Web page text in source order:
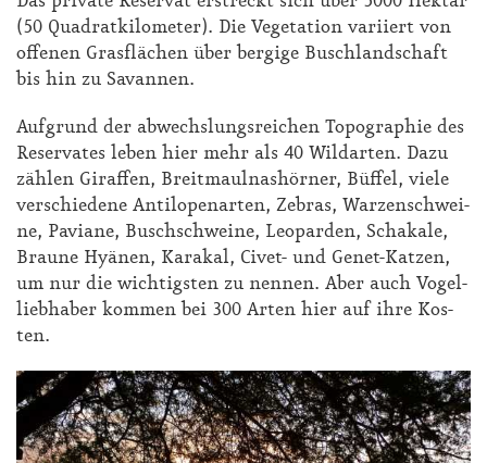
(50 Qua­drat­ki­lo­me­ter). Die Ve­ge­ta­ti­on va­ri­iert von
of­fe­nen Gras­flä­chen über ber­gi­ge Busch­land­schaft
bis hin zu Sa­van­nen.
Auf­grund der ab­wechs­lungs­rei­chen To­po­gra­phie des
Re­ser­va­tes le­ben hier mehr als 40 Wild­ar­ten. Da­zu
zäh­len Gi­raf­fen, Breit­maul­nas­hör­ner, Büf­fel, vie­le
ver­schie­de­ne An­ti­lo­pen­ar­ten, Ze­bras, War­zen­schwei­
ne, Pa­via­ne, Busch­schwei­ne, Leo­par­den, Scha­ka­le,
Brau­ne Hyä­nen, Ka­ra­kal, Ci­vet- und Ge­net-Kat­zen,
um nur die wich­tigs­ten zu nen­nen. Aber auch Vo­gel­
lieb­ha­ber kom­men bei 300 Ar­ten hier auf ih­re Kos­
ten.